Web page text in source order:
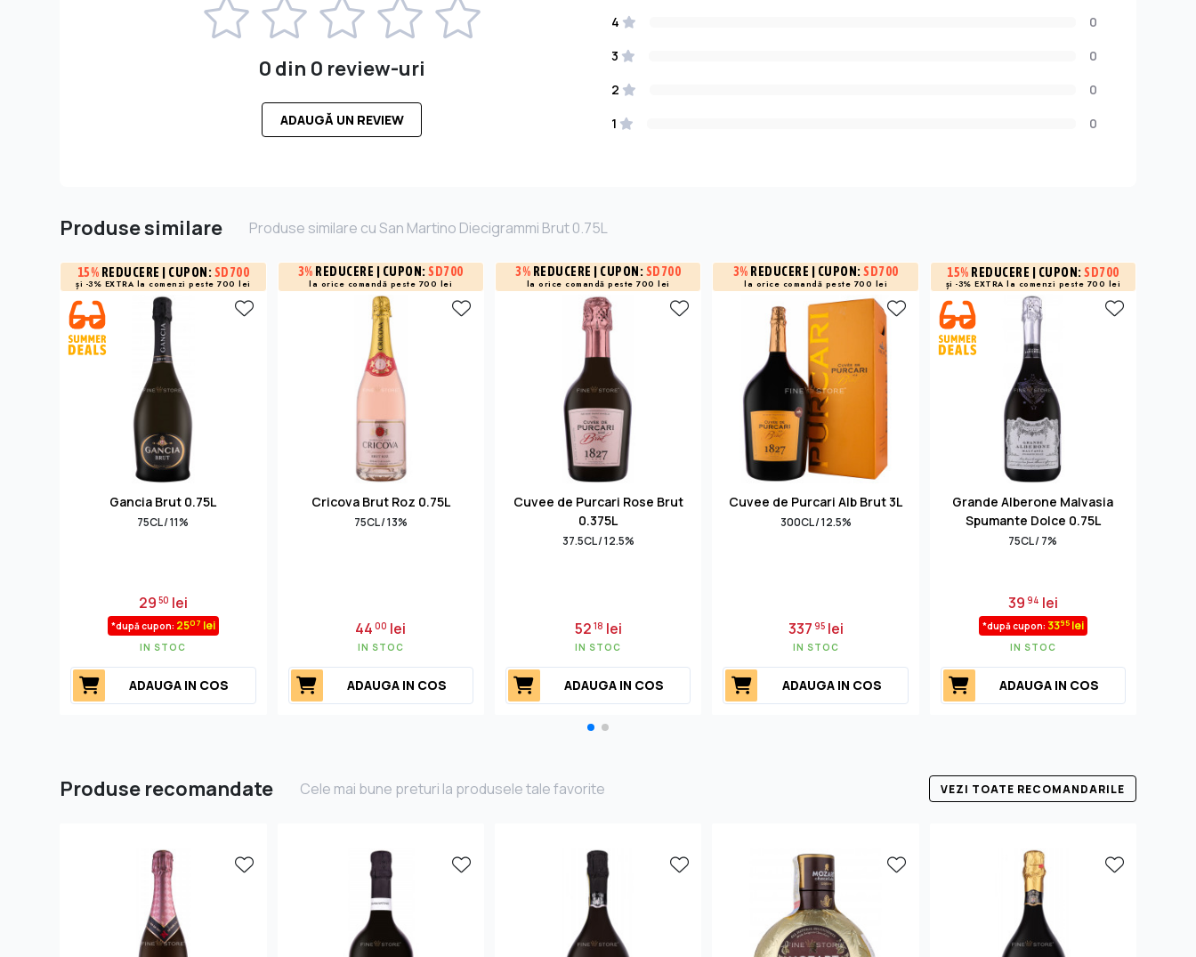
0 din 0 review-uri
ADAUGĂ UN REVIEW
4
0
3
0
2
0
1
0
Produse similare Produse similare cu San Martino Diecigrammi Brut 0.75L
15% REDUCERE | CUPON: SD700
și -3% EXTRA la comenzi peste 700 lei
Gancia Brut 0.75L
75CL / 11%
2950 lei
*după cupon: 2507 lei
IN STOC
ADAUGA IN COS
3% REDUCERE | CUPON:SD700
la orice comandă peste 700 lei
Cricova Brut Roz 0.75L
75CL / 13%
4400 lei
IN STOC
ADAUGA IN COS
3% REDUCERE | CUPON: SD700
la orice comandă peste 700 lei
Cuvee de Purcari Rose Brut
0.375L
37.5CL / 12.5%
5218 lei
IN STOC
ADAUGA IN COS
3% REDUCERE | CUPON:SD700
la orice comandă peste 700 lei
Cuvee de Purcari Alb Brut 3L
300CL / 12.5%
33795lei
IN STOC
ADAUGA IN COS
15% REDUCERE | CUPON:SD700
și -3% EXTRA la comenzi peste 700 lei
Grande Alberone Malvasia
Spumante Dolce 0.75L
75CL / 7%
3994 lei
*după cupon: 3395lei
IN STOC
ADAUGA IN COS
Produse recomandate Cele mai bune preturi la produsele tale favorite VEZI TOATE RECOMANDARILE